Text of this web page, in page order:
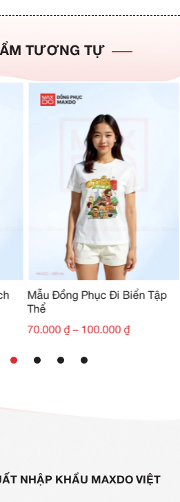
TƯƠNG TỰ
Mẫu Đồng Phục Đi Biển Tập
Thể
70.000 ₫ – 100.000 ₫
NHẬP KHẨU MAXDO VIỆT